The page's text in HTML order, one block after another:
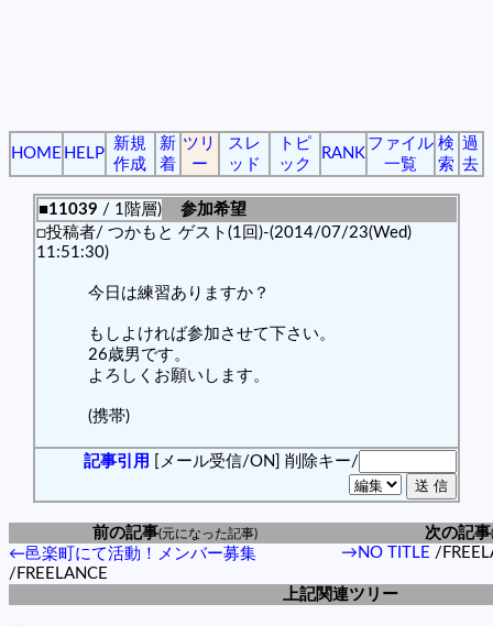
HOME HELP
新規
作成
新
着
ツリ
ー
スレ
ッド
トピ
ック
RANK
ファイル
一覧
検
索
過
去
■11039 / 1階層)
参加希望
□投稿者/ つかもと ゲスト(1回)-(2014/07/23(Wed)
11:51:30)
今日は練習ありますか？
もしよければ参加させて下さい。
26歳男です。
よろしくお願いします。
(携帯)
記事引用 [メール受信/ON] 削除キー/
前の記事(元になった記事) 次の記事
←邑楽町にて活動！メンバー募集
/FREELANCE
→NO TITLE /
上記関連ツリー